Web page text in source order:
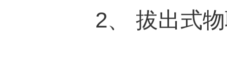
2、 拔出式物